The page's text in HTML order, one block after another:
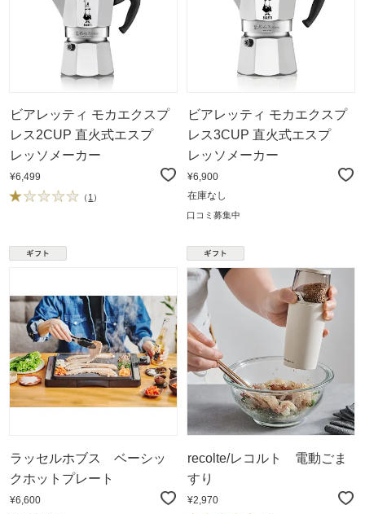
ビアレッティ モカエクスプ
レス2CUP 直火式エスプ
レッソメーカー
¥6,499
（ 1 ）
ビアレッティ モカエクスプ
レス3CUP 直火式エスプ
レッソメーカー
¥6,900
在庫なし
口コミ募集中
ラッセルホブス ベーシッ
クホットプレート
¥6,600
recolte/レコルト 電動ごま
すり
¥2,970